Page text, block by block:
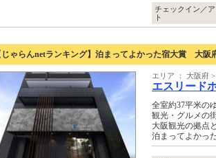
チェックイン／
ト
じゃらんnetランキング】泊まってよかった宿大賞 大阪
エリア ： 大阪府
エスリード
全室約37平米の
観光・グルメの
大阪観光の拠点
泊まってよかっ